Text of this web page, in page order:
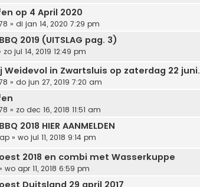
op 4 April 2020
» di jan 14, 2020 7:29 pm
2019 (UITSLAG pag. 3)
zo jul 14, 2019 12:49 pm
Weidevol in Zwartsluis op zaterdag 22 juni.
» do jun 27, 2019 7:20 am
» zo dec 16, 2018 11:51 am
2018 HIER AANMELDEN
» wo jul 11, 2018 9:14 pm
2018 en combi met Wasserkuppe
wo apr 11, 2018 6:59 pm
Duitsland 29 april 2017